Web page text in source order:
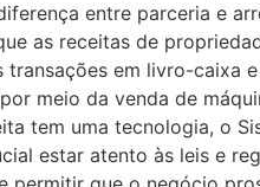
entre parceria e
as receitas de
em livro-caixa
meio da venda de
tem uma tecnologia, o
estar atento às leis e